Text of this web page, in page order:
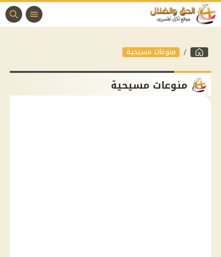
منوعات مسيحية
منوعات مسيحية